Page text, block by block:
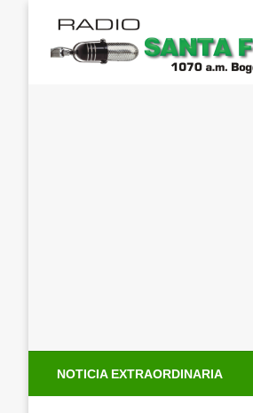
contenido
NOTICIA EXTRAORDINARIA